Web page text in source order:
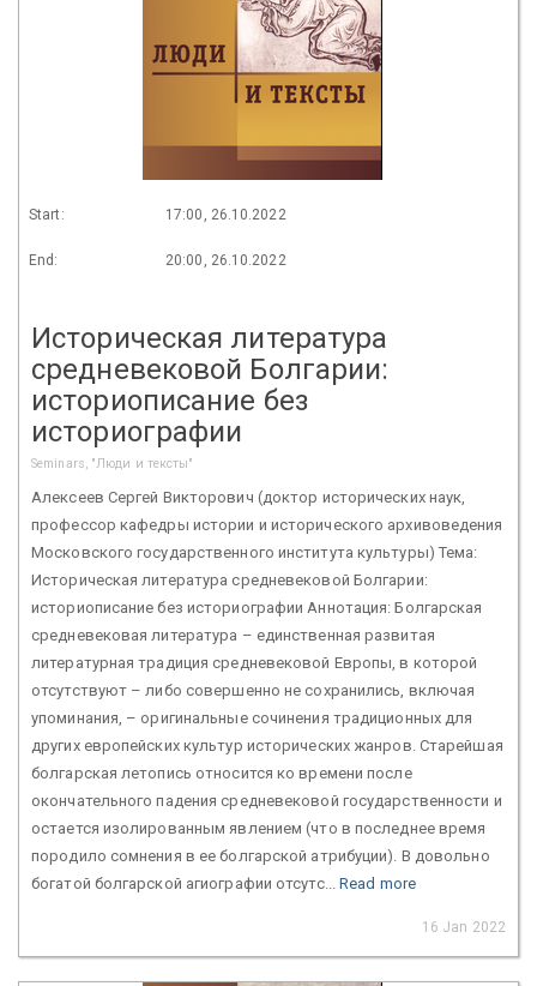
Start: 17:00, 26.10.2022
End: 20:00, 26.10.2022
Историческая литература
средневековой Болгарии:
историописание без
историографии
Seminars, "Люди и тексты"
Алексеев Сергей Викторович (доктор исторических наук,
профессор кафедры истории и исторического архивоведения
Московского государственного института культуры) Тема:
Историческая литература средневековой Болгарии:
историописание без историографии Аннотация: Болгарская
средневековая литература – единственная развитая
литературная традиция средневековой Европы, в которой
отсутствуют – либо совершенно не сохранились, включая
упоминания, – оригинальные сочинения традиционных для
других европейских культур исторических жанров. Старейшая
болгарская летопись относится ко времени после
окончательного падения средневековой государственности и
остается изолированным явлением (что в последнее время
породило сомнения в ее болгарской атрибуции). В довольно
богатой болгарской агиографии отсутс... Read more
16 Jan 2022